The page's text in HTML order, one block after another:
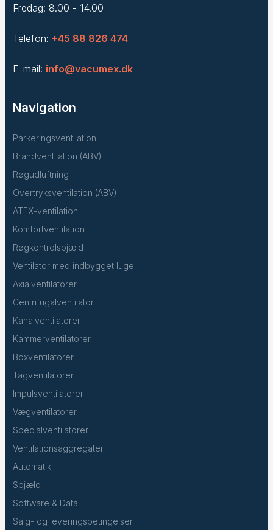
Fredag: 8.00 - 14.00
Telefon: +45 88 826 474
E-mail: info@vacumex.dk
Navigation
Parkeringsventilation
Brandventilation (ABV)
Røgudluftning
Overtryksventilation (ABV)
ATEX-ventilation
Komfortventilation
Røgkontrolspjæld
Ventilator med indbygget luge
Axialventilatorer
Centrifugalventilator
Kanalventilatorer
Kammerventilatorer
Boxventilatorer
Tagventilatorer
Impulsventilatorer
Vægventilatorer
Specialventilatorer
Ventilationsaggregater
Automatik
Spjæld
Software & Data
Salg- og leveringsbetingelser